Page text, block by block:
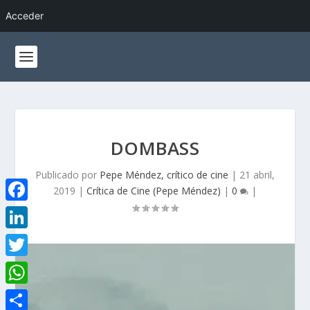
Acceder
DOMBASS
Publicado por Pepe Méndez, crítico de cine | 21 abril,
2019 | Crítica de Cine (Pepe Méndez) | 0 |
F
a
c
e
b
L
i
n
k
T
w
W